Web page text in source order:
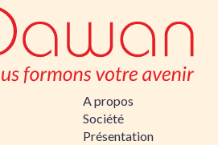
A propos
Société
Présentation